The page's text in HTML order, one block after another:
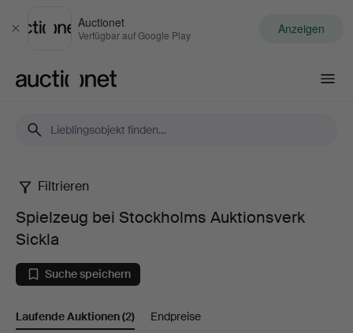
Schließen
Auctionet
Verfügbar auf Google Play Anzeigen
Spielzeug
bei
Stockholms
Auktionsverk
Filtrieren
Spielzeug bei Stockholms Auktionsverk
Sickla
Suche speichern
Laufende Auktionen(2) Endpreise